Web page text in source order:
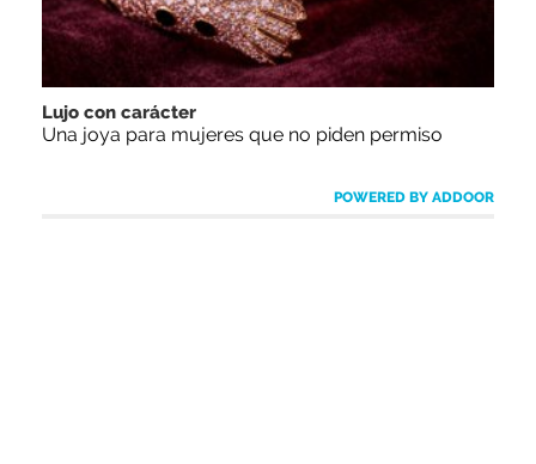
Lujo con carácter
Una joya para mujeres que no piden permiso
POWERED BY ADDOOR